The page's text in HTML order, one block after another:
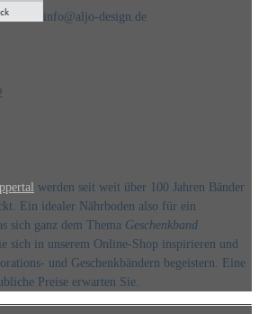
info@aljo-design.de
werden seit weit über 100 Jahren Bänder
Ein idealer Nährboden also für ein
sich ganz dem Thema Geschenkband
sich in unserem Online-Shop inspirieren und
und Geschenkbändern begeistern. Eine
Preise erwarten Sie.